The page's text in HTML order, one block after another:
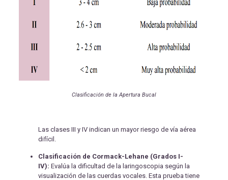
Clasificación de la Apertura Bucal
Las clases III y IV indican un mayor riesgo de vía aérea
difícil.
Clasificación de Cormack-Lehane (Grados I-
IV): Evalúa la dificultad de la laringoscopia según la
visualización de las cuerdas vocales. Esta prueba tiene